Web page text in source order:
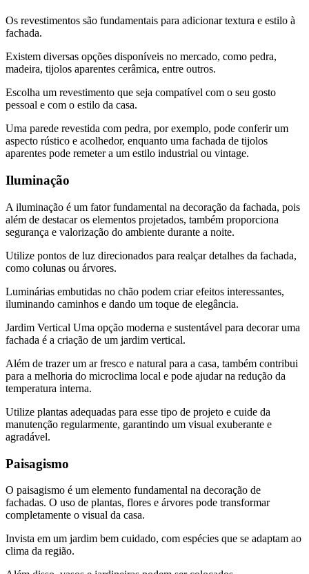
Os revestimentos são fundamentais para adicionar textura e estilo à
fachada.
Existem diversas opções disponíveis no mercado, como pedra,
madeira, tijolos aparentes cerâmica, entre outros.
Escolha um revestimento que seja compatível com o seu gosto
pessoal e com o estilo da casa.
Uma parede revestida com pedra, por exemplo, pode conferir um
aspecto rústico e acolhedor, enquanto uma fachada de tijolos
aparentes pode remeter a um estilo industrial ou vintage.
Iluminação
A iluminação é um fator fundamental na decoração da fachada, pois
além de destacar os elementos projetados, também proporciona
segurança e valorização do ambiente durante a noite.
Utilize pontos de luz direcionados para realçar detalhes da fachada,
como colunas ou árvores.
Luminárias embutidas no chão podem criar efeitos interessantes,
iluminando caminhos e dando um toque de elegância.
Jardim Vertical Uma opção moderna e sustentável para decorar uma
fachada é a criação de um jardim vertical.
Além de trazer um ar fresco e natural para a casa, também contribui
para a melhoria do microclima local e pode ajudar na redução da
temperatura interna.
Utilize plantas adequadas para esse tipo de projeto e cuide da
manutenção regularmente, garantindo um visual exuberante e
agradável.
Paisagismo
O paisagismo é um elemento fundamental na decoração de
fachadas. O uso de plantas, flores e árvores pode transformar
completamente o visual da casa.
Invista em um jardim bem cuidado, com espécies que se adaptam ao
clima da região.